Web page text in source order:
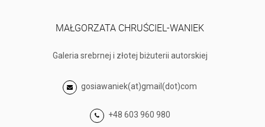
MAŁGORZATA CHRUŚCIEL-WANIEK
Galeria srebrnej i złotej biżuterii autorskiej
gosiawaniek(at)gmail(dot)com
+48 603 960 980